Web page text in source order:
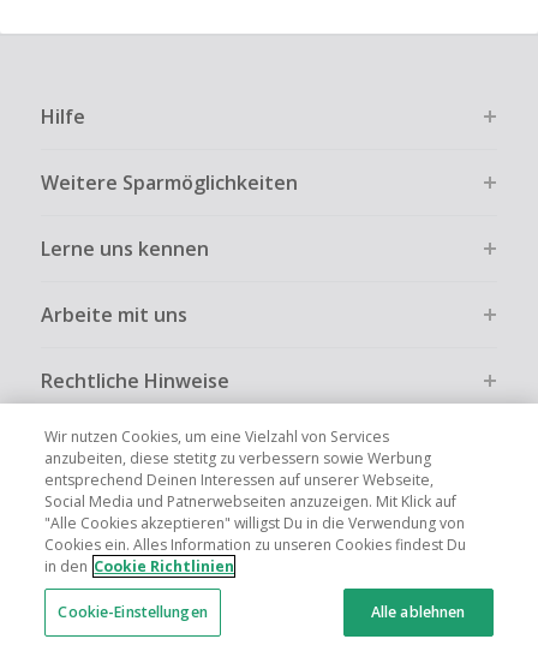
Hilfe
Weitere Sparmöglichkeiten
Lerne uns kennen
Arbeite mit uns
Rechtliche Hinweise
Globale Websites UK US CN JP FR AU IT
Wir nutzen Cookies, um eine Vielzahl von Services
anzubeiten, diese stetitg zu verbessern sowie Werbung
entsprechend Deinen Interessen auf unserer Webseite,
Social Media und Patnerwebseiten anzuzeigen. Mit Klick auf
"Alle Cookies akzeptieren" willigst Du in die Verwendung von
Cookies ein. Alles Information zu unseren Cookies findest Du
in den Cookie Richtlinien
Cookie-Einstellungen Alle ablehnen